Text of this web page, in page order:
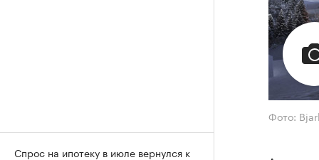
Фото:
Спрос на ипотеку в июле вернулся к